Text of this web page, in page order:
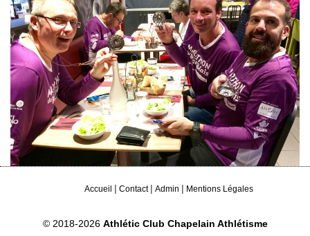
Accueil |Contact|Admin | Mentions Légales
© 2018-2026 Athlétic Club Chapelain Athlétisme